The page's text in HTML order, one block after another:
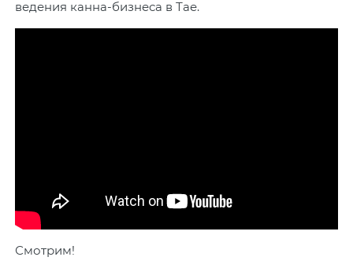
ведения канна-бизнеса в Тае.
Смотрим!